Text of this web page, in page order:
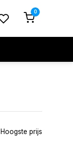
0
Hoogste prijs